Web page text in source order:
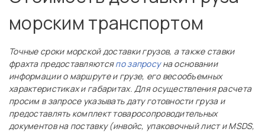
морским транспортом
Точные сроки морской доставки грузов, а также ставки
фрахта предоставляютсяпо запросуна основании
информации о маршруте и грузе, его весообъемных
характеристиках и габаритах.Для осуществления расчета
просим в запросе указывать дату готовности груза и
предоставлять комплект товаросопроводительных
документов на поставку (инвойс, упаковочный лист и MSDS,